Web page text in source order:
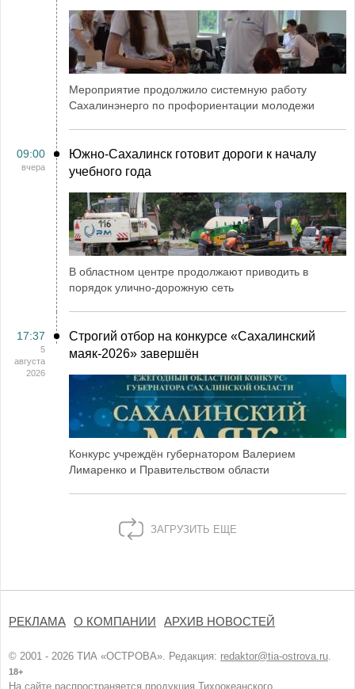
Мероприятие продолжило системную работу
Сахалинэнерго по профориентации молодежи
09:00
вчера
Южно-Сахалинск готовит дороги к началу
учебного года
В областном центре продолжают приводить в
порядок улично-дорожную сеть
17:37
5
августа
2026
Строгий отбор на конкурсе «Сахалинский
маяк‑2026» завершён
Конкурс учреждён губернатором Валерием
Лимаренко и Правительством области
ЗАГРУЗИТЬ ЕЩЕ
РЕКЛАМА О КОМПАНИИ АРХИВ НОВОСТЕЙ
© 2001 - 2026 ТИА «ОСТРОВА». Редакция: redaktor@tia-ostrova.ru.
18+
На сайте распространяется продукция Тихоокеанского